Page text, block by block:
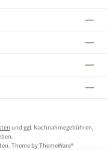
und ggf. Nachnahmegebühren,
Theme byThemeWare®